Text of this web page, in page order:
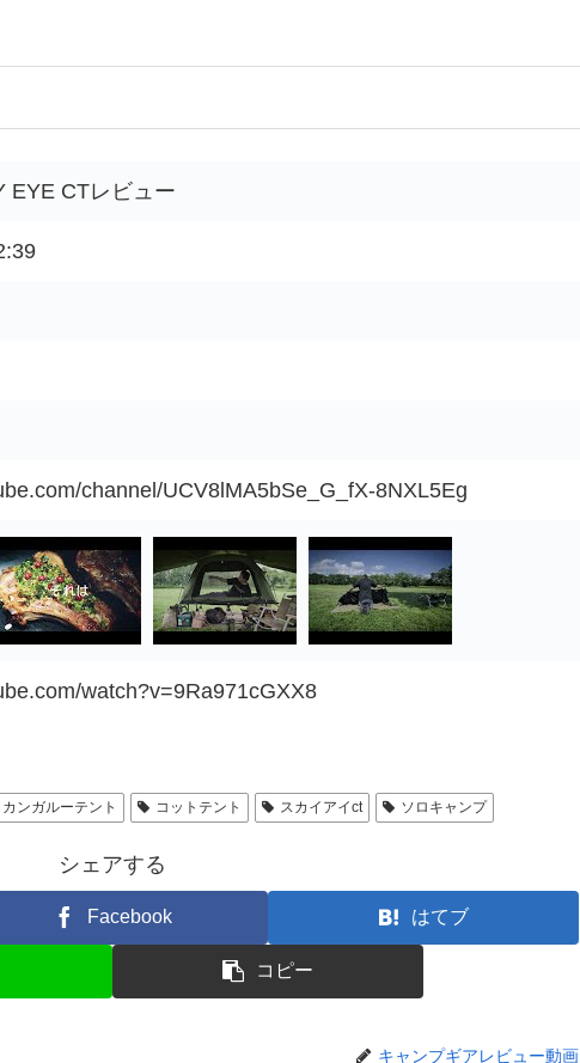
EYE CTレビュー
channel/UCV8lMA5bSe_G_fX-8NXL5Eg
watch?v=9Ra971cGXX8
カンガルーテント コットテント スカイアイct ソロキャンプ
シェアする
Facebook はてブ
コピー
キャンプギアレビュー動画